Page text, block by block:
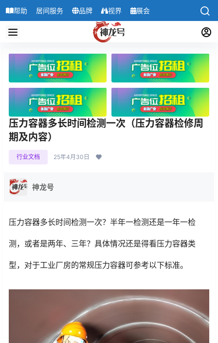
帮助 居间服务 品牌 视界 展会
压力容器多长时间检测一次（压力容器检修周
期及内容）
行业文档 25年4月30日
神龙号
压力容器多长时间检测一次？半年一检测还是一年一检
测，或者是两年、三年？具体情况还是得看压力容器类
型，对于工业厂房的常规压力容器可参考以下标准。